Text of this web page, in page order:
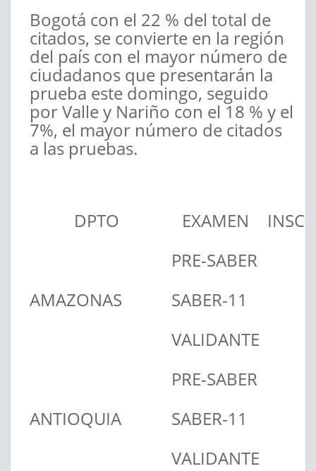
Bogotá con el 22 % del total de
citados, se convierte en la región
del país con el mayor número de
ciudadanos que presentarán la
prueba este domingo, seguido
por Valle y Nariño con el 18 % y el
7%, el mayor número de citados
a las pruebas.
DPTO EXAMEN
AMAZONAS
PRE-SABER
SABER-11
VALIDANTE
ANTIOQUIA
PRE-SABER
SABER-11
VALIDANTE